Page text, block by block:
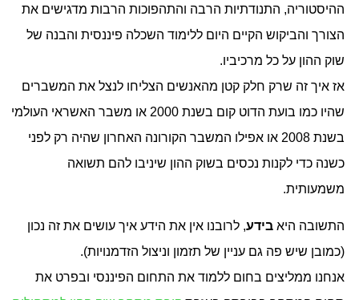
ההיסטוריה, התנודתיות הרבה והתהפוכות הרבות מדגישים את
הצורך והביקוש הקיים היום ללימוד השכלה פיננסית והבנה של
שוק ההון על כל מרכיביו.
אז איך זה שרק חלק קטן מהאנשים הצליחו לנצל את המשברים
שהיו כמו בועת הדוט קום בשנת 2000 או משבר האשראי העולמי
בשנת 2008 או אפילו המשבר הקורונה האחרון שהיה רק לפני
כשנה כדי לקנות נכסים בשוק ההון שיניבו להם תשואה
משמעותית.
התשובה היאבידע, לרובנו אין את הידע איך עושים את זה נכון
(כמובן שיש פה גם עניין של תזמון וניצול הזדמנויות).
אנחנו ממליצים בחום ללמוד את התחום הפיננסי ובפרט את